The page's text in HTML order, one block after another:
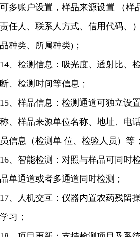
可多账户设置，样品来源设置 （样
责任人、联系人方式、信用代码、
品种类、所属种类)；
14、检测信息：吸光度、透射比、
断、检测时间等信息；
15、样品信息：检测通道可独立设
称、样品来源单位名称、地址、电
员信息（检测单 位、检验人员）等；
16、智能检测：对照与样品可同时
品单通道或者多通道同时检测；
17、人机交互：仪器内置农药残留
学习；